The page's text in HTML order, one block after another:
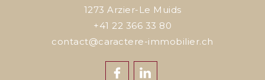
1273 Arzier-Le Muids
+41 22 366 33 80
contact@caractere-immobilier.ch